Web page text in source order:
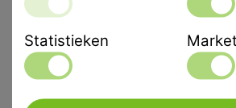
geprogrammeerd.
precieze drukvormresultaten bereikt
extreem snelle, gepatenteerde
Statistieken